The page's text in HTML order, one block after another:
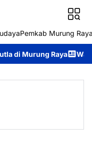
Pemkab Murung
Raya Wabup